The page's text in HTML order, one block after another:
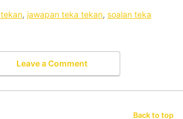
, jawapan teka tekan, soalan teka
Leave a Comment
Back to top